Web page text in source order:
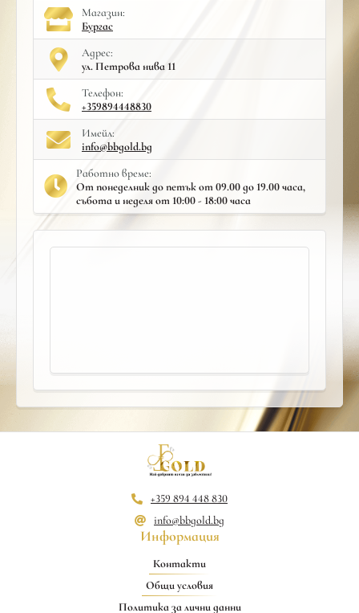
Mагазин:
Бургас
Адрес:
ул. Петрова нива 11
Телефон:
+359894448830
Имейл:
info@bbgold.bg
Работно време:
От понеделник до петък от 09.00 до 19.00 часа,
събота и неделя от 10:00 - 18:00 часа
+359 894 448 830
info@bbgold.bg
Информация
Контакти
Общи условия
Политика за лични данни